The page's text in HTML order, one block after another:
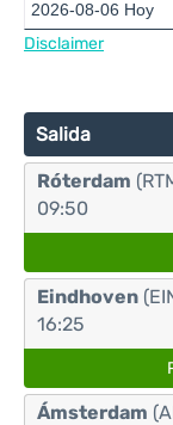
Disclaimer
Salida
Róterdam
09:50
Eindhoven
16:25
Ámsterdam